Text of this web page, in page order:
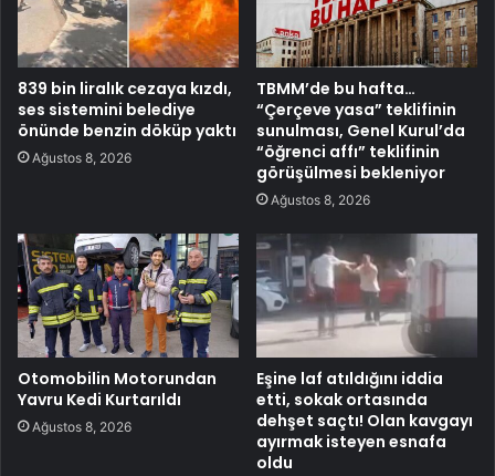
839 bin liralık cezaya kızdı,
ses sistemini belediye
önünde benzin döküp yaktı
Ağustos 8, 2026
TBMM’de bu hafta…
“Çerçeve yasa” teklifinin
sunulması, Genel Kurul’da
“öğrenci affı” teklifinin
görüşülmesi bekleniyor
Ağustos 8, 2026
Otomobilin Motorundan
Yavru Kedi Kurtarıldı
Ağustos 8, 2026
Eşine laf atıldığını iddia
etti, sokak ortasında
dehşet saçtı! Olan kavgayı
ayırmak isteyen esnafa
oldu